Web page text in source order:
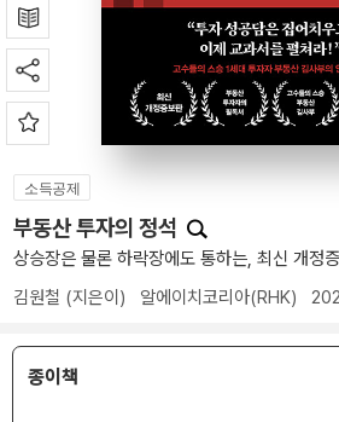
소득공제
부동산 투자의 정석
상승장은 물론 하락장에도 통하는, 최신 개정
김원철 (지은이) 알에이치코리아(RHK)
종이책